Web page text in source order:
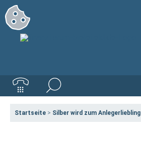
Startseite > Silber wird zum Anlegerliebling